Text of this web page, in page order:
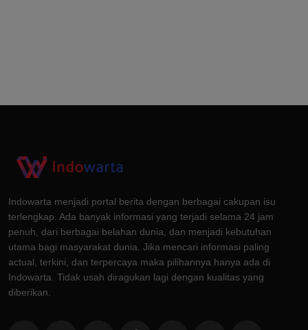
Indowarta menjadi portal berita dengan berbagai cakupan isu
terlengkap. Ada banyak informasi yang terjadi selama 24 jam
penuh, dari berbagai belahan dunia, dan menjadi kebutuhan
utama bagi masyarakat dunia. Jika mencari informasi paling
actual, terkini, dan terpercaya maka pilihannya hanya ada di
Indowarta. Tidak usah diragukan lagi dengan kualitas yang
diberikan.